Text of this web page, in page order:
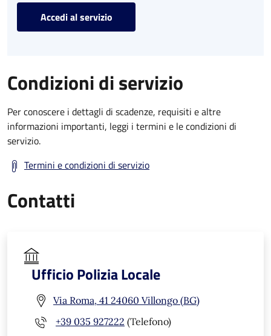
Accedi al servizio
Condizioni di servizio
Per conoscere i dettagli di scadenze, requisiti e altre
informazioni importanti, leggi i termini e le condizioni di
servizio.
Termini e condizioni di servizio
Contatti
Ufficio Polizia Locale
Via Roma, 41 24060 Villongo (BG)
+39 035 927222 (Telefono)